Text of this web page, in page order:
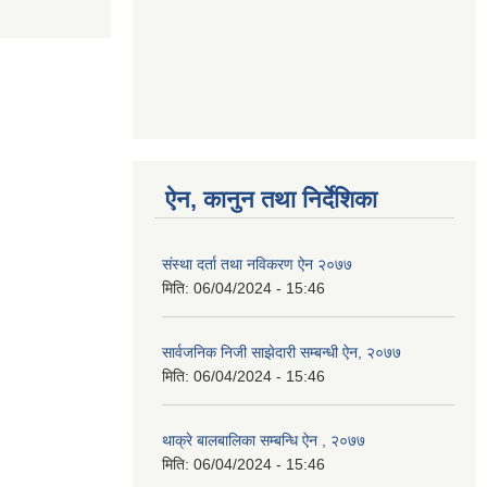
ऐन, कानुन तथा निर्देशिका
संस्था दर्ता तथा नविकरण ऐन २०७७
मिति: 06/04/2024 - 15:46
सार्वजनिक निजी साझेदारी सम्बन्धी ऐन, २०७७
मिति: 06/04/2024 - 15:46
थाक्रे बालबालिका सम्बन्धि ऐन , २०७७
मिति: 06/04/2024 - 15:46